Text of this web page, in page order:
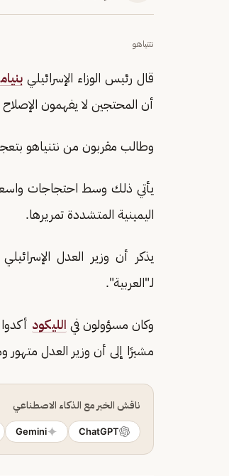
نتنياهو
قال رئيس الوزاء الإسرائيلي
أن المحتجين لا يفهمون
وطالب مقربون من نتنياهو
يأتي ذلك وسط احتجاجات
اليمينية المتشددة تمريرها.
يذكر أن وزير العدل
لـ"العربية".
وكان مسؤولون في الليكود
مشيرًا إلى أن وزير العدل متهور
ناقش الخبر مع الذكاء الاصطناعي
ChatGPT
Gemini